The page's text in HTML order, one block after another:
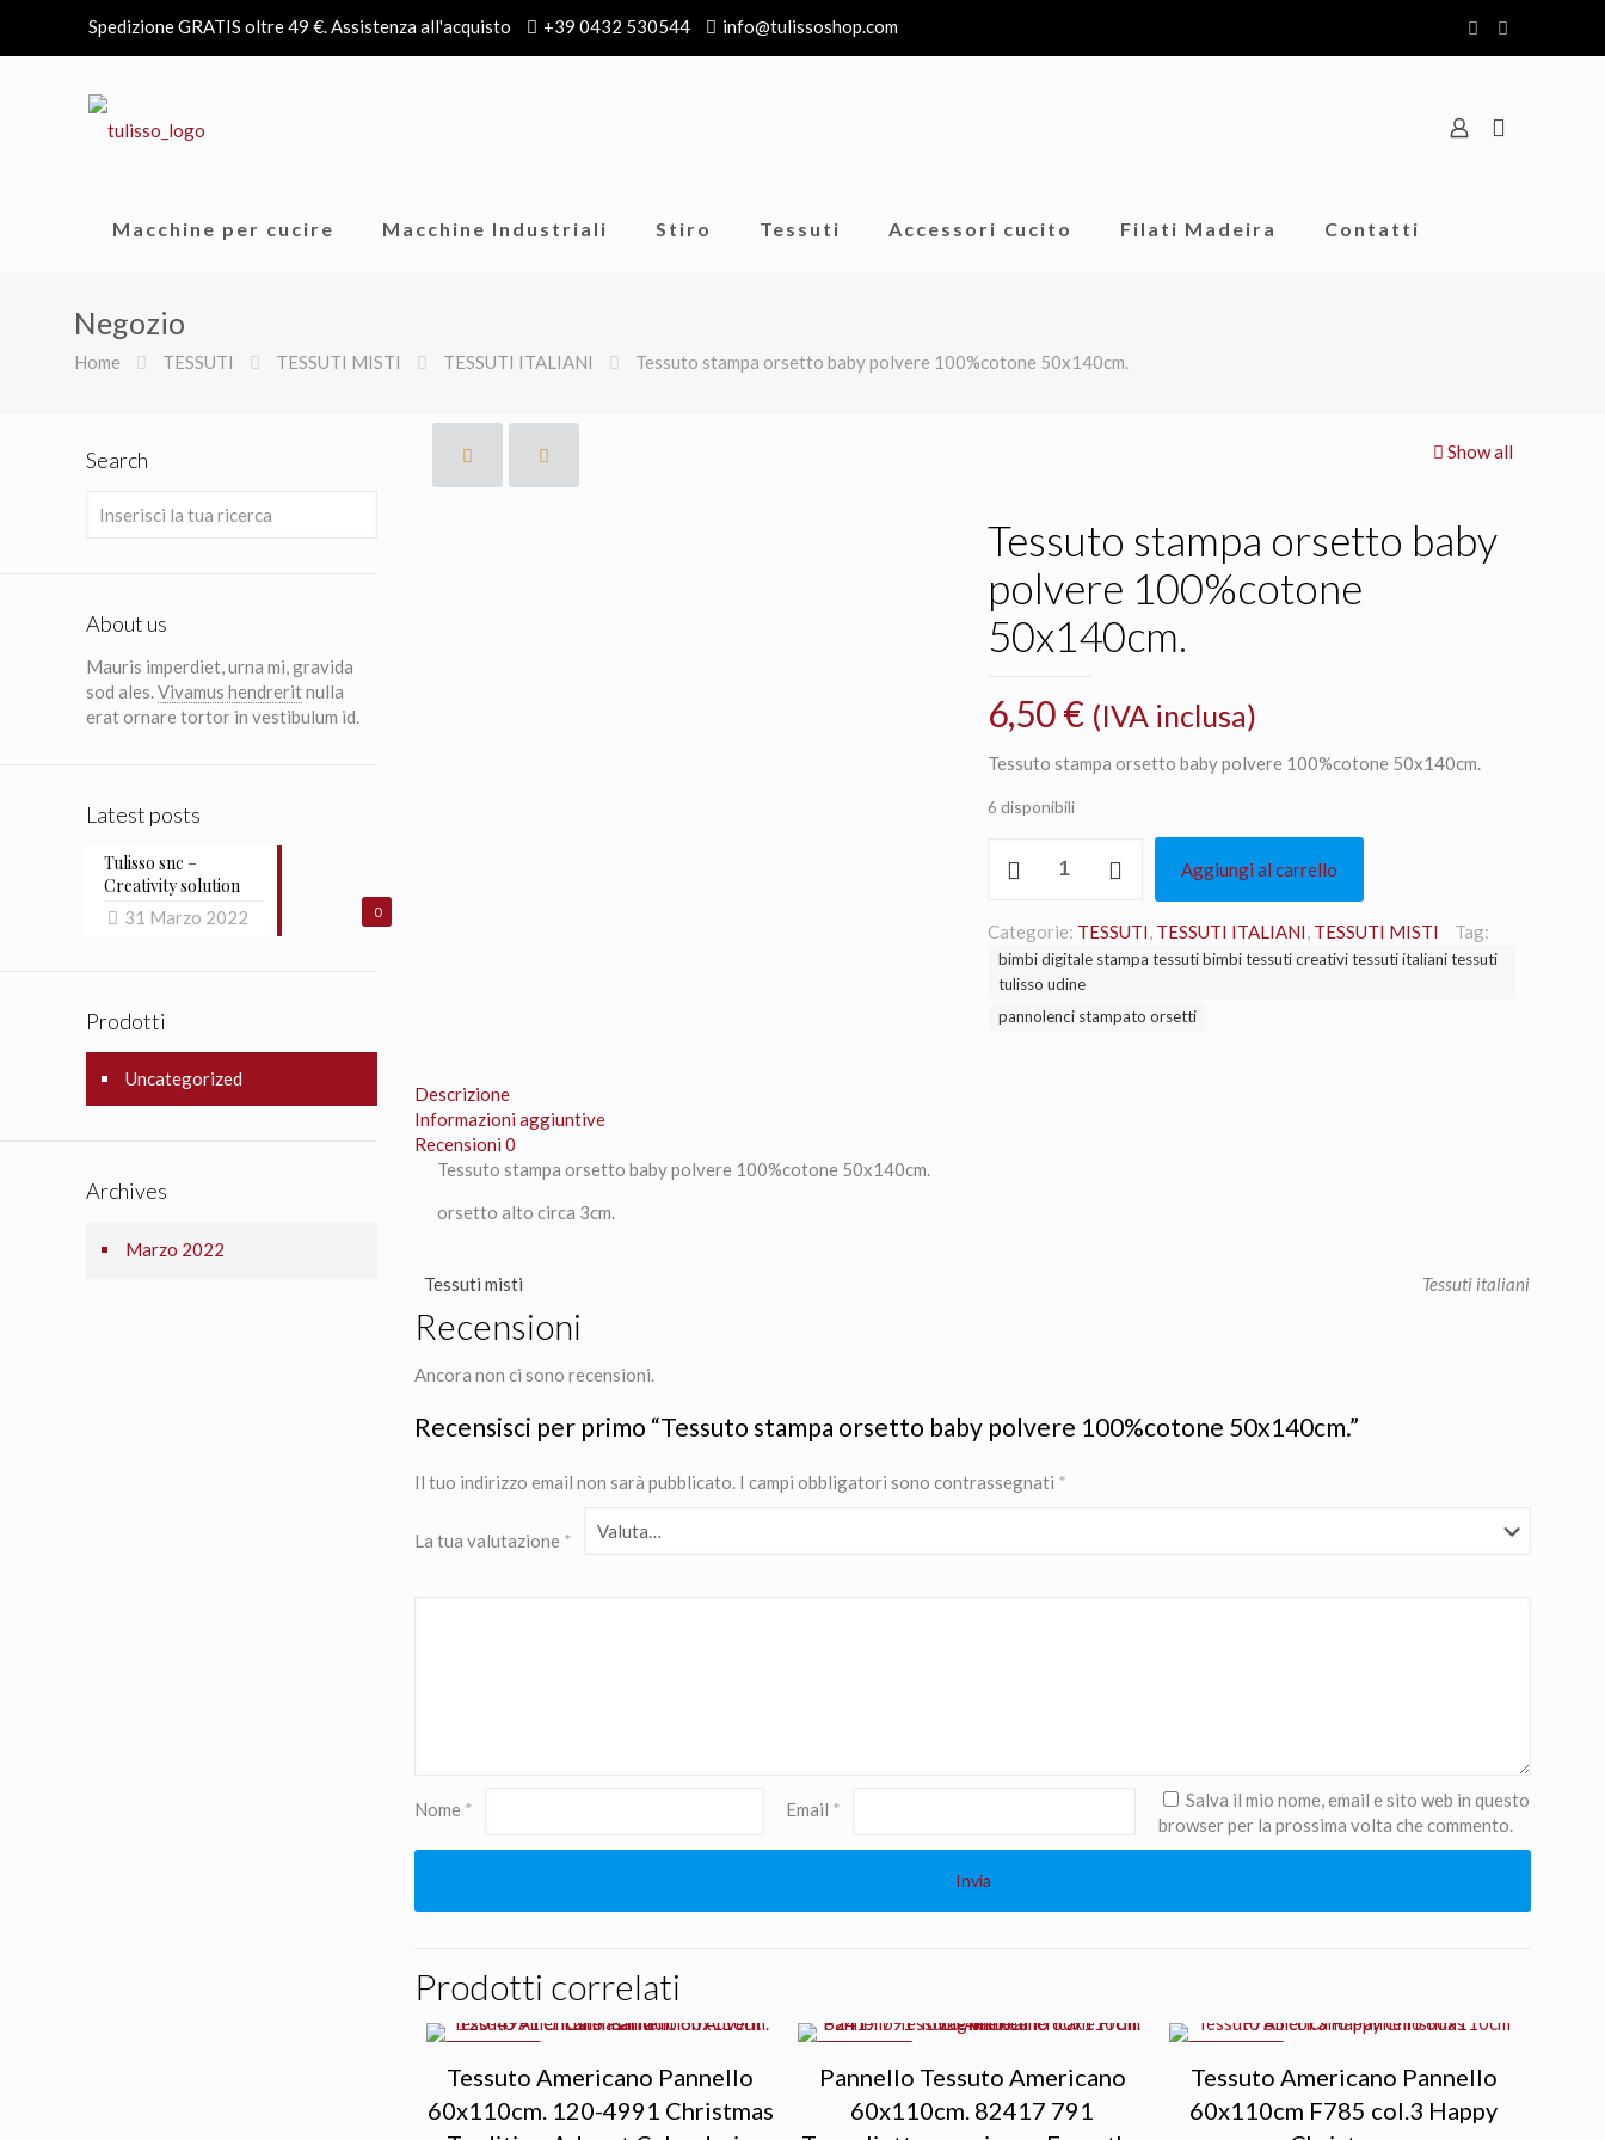
Spedizione GRATIS oltre 49 €. Assistenza all'acquisto +39 0432 530544 info@tulissoshop.com
Macchine per cucire Macchine Industriali Stiro Tessuti Accessori cucito Filati Madeira Contatti
Negozio
Home TESSUTI TESSUTI MISTI TESSUTI ITALIANI Tessuto stampa orsetto baby polvere 100%cotone 50x140cm.
Show all
Tessuto stampa orsetto baby
polvere 100%cotone
50x140cm.
6,50€ (IVA inclusa)
Tessuto stampa orsetto baby polvere 100%cotone 50x140cm.
6 disponibili
stampa
baby
polvere
100%cotone
quantità
Aggiungi al carrello
Categorie: TESSUTI, TESSUTI ITALIANI, TESSUTI MISTI Tag:
bimbi digitale stampa tessuti bimbi tessuti creativi tessuti italiani tessuti
tulisso udine
pannolenci stampato orsetti
Descrizione
Informazioni aggiuntive
Recensioni0
Tessuto stampa orsetto baby polvere 100%cotone 50x140cm.
orsetto alto circa 3cm.
Tessuti misti Tessuti italiani
Recensioni
Ancora non ci sono recensioni.
Recensisci per primo “Tessuto stampa orsetto baby polvere 100%cotone 50x140cm.”
Il tuo indirizzo email non sarà pubblicato. I campi obbligatori sono contrassegnati *
La tua valutazione *
Nome * Email *
Salva il mio nome, email e sito web in questo
browser per la prossima volta che commento.
Prodotti correlati
Tessuto Americano Pannello
60x110cm. 120-4991 Christmas
Pannello Tessuto Americano
60x110cm. 82417 791
Tessuto Americano Pannello
60x110cm F785 col.3 Happy
Search
About us
Mauris imperdiet, urna mi, gravida
sod ales.Vivamus hendreritnulla
erat ornare tortor in vestibulum id.
Latest posts
0
Tulisso snc –
Creativity solution
31 Marzo 2022
Prodotti
Uncategorized
Archives
Marzo 2022